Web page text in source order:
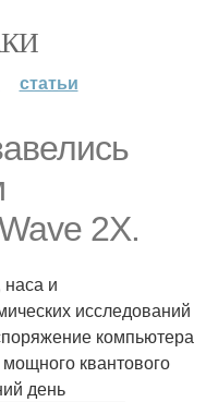
статьи
2X.
и
исследований
компьютера
квантового
день